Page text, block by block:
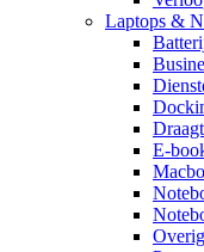
Laptops &
E-